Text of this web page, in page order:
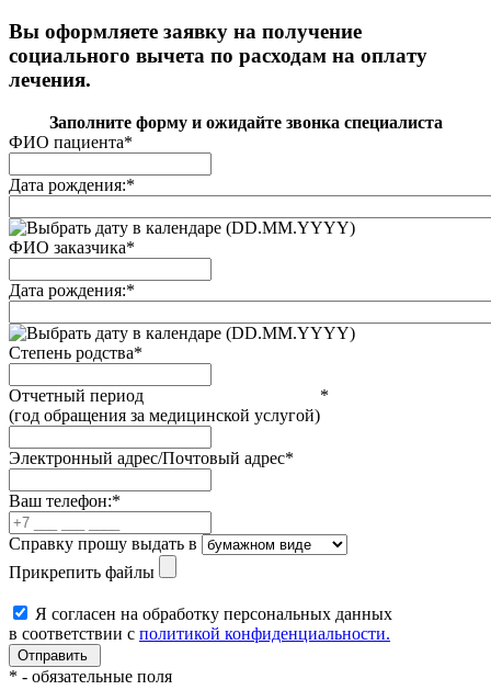
Вы оформляете заявку на получение
социального вычета по расходам на оплату
лечения.
Заполните форму и ожидайте звонка специалиста
ФИО пациента*
Дата рождения:*
(DD.MM.YYYY)
ФИО заказчика*
Дата рождения:*
(DD.MM.YYYY)
Степень родства*
Отчетный период
(год обращения за медицинской услугой)
*
Электронный адрес/Почтовый адрес*
Ваш телефон:*
Справку прошу выдать в
Прикрепить файлы
Я согласен на обработку персональных данных
в соответствии с политикой конфиденциальности.
* - обязательные поля